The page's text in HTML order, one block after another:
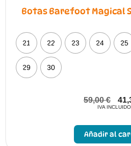
Botas Barefoot Magical
21 22 23 24 25
29 30
59,00€
IVA INCLUIDO
Añadir al